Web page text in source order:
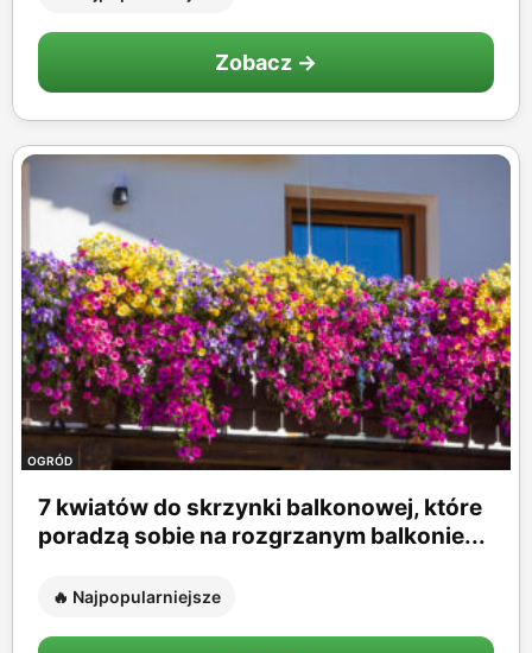
Zobacz →
OGRÓD
7 kwiatów do skrzynki balkonowej, które
poradzą sobie na rozgrzanym balkonie...
🔥 Najpopularniejsze